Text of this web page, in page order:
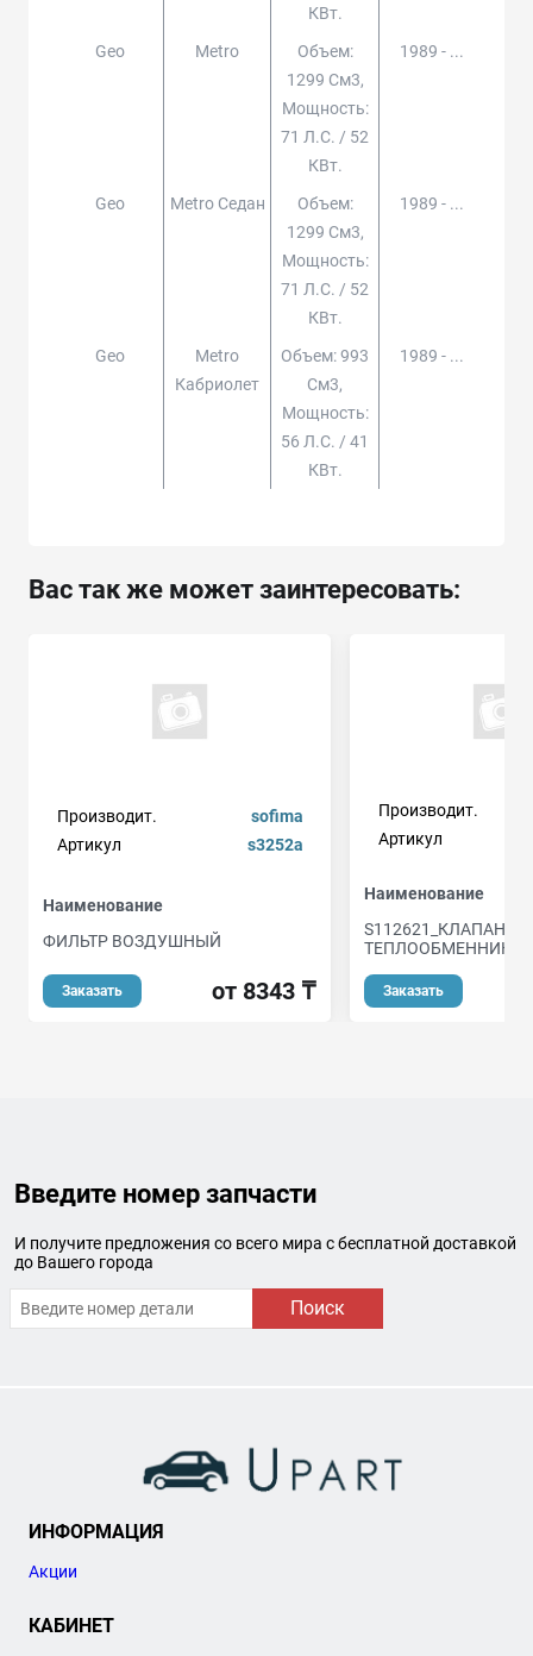
КВт.
Geo Metro
Объем:
1299 См3,
Мощность:
71 Л.с. / 52
КВт.
1989 - ...
Geo Metro Седан
Объем:
1299 См3,
Мощность:
71 Л.с. / 52
КВт.
1989 - ...
Geo
Metro
Кабриолет
Объем: 993
См3,
Мощность:
56 Л.с. / 41
КВт.
1989 - ...
Вас так же может заинтересовать:
Производит.
sofima
Артикул
s3252a
Наименование
ФИЛЬТР ВОЗДУШНЫЙ
Заказать от 8343 ₸
Производит.
Артикул
Наименование
S112621_КЛАПАН
ТЕПЛООБМЕННИКА
Заказать
Введите номер запчасти
И получите предложения со всего мира с бесплатной доставкой
до Вашего города
Поиск
ИНФОРМАЦИЯ
Акции
КАБИНЕТ